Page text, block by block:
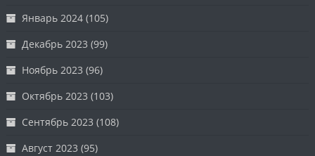
Январь 2024 (105)
Декабрь 2023 (99)
Ноябрь 2023 (96)
Октябрь 2023 (103)
Сентябрь 2023 (108)
Август 2023 (95)